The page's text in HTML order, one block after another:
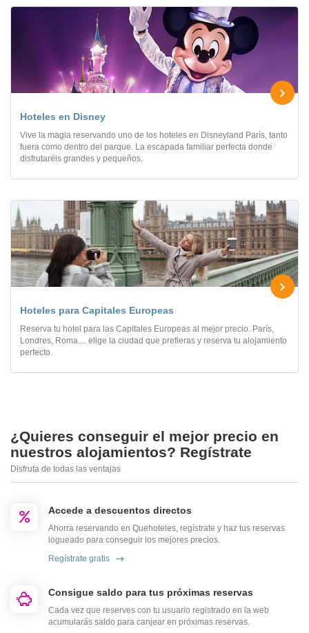
Hoteles en Disney
Vive la magia reservando uno de los hoteles en Disneyland París, tanto
fuera como dentro del parque. La escapada familiar perfecta donde
disfrutaréis grandes y pequeños.
Hoteles para Capitales Europeas
Reserva tu hotel para las Capitales Europeas al mejor precio. París,
Londres, Roma.... elige la ciudad que prefieras y reserva tu alojamiento
perfecto.
¿Quieres conseguir el mejor precio en
nuestros alojamientos? Regístrate
Disfruta de todas las ventajas
Accede a descuentos directos
Ahorra reservando en Quehoteles, regístrate y haz tus reservas
logueado para conseguir los mejores precios.
Regístrate gratis
Consigue saldo para tus próximas reservas
Cada vez que reserves con tu usuario registrado en la web
acumularás saldo para canjear en próximas reservas.